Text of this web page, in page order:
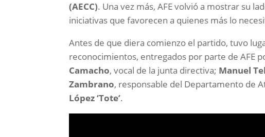
(AECC). Una vez más, AFE volvió a mostrar su
iniciativas que favorecen a quienes más lo
Antes de que diera comienzo el partido, tuvo
reconocimientos, entregados por parte de AFE
Camacho, vocal de la junta directiva; Manuel
Zambrano, responsable del Departamento de
López ‘Tote’.